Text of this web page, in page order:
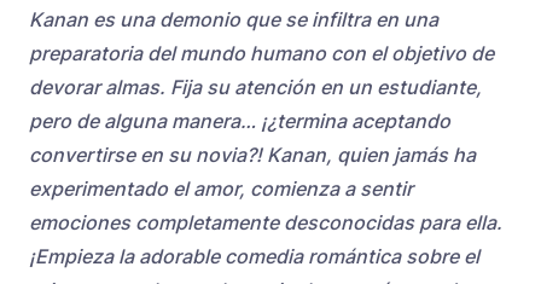
Kanan es una demonio que se infiltra en una
preparatoria del mundo humano con el objetivo de
devorar almas. Fija su atención en un estudiante,
pero de alguna manera… ¡¿termina aceptando
convertirse en su novia?! Kanan, quien jamás ha
experimentado el amor, comienza a sentir
emociones completamente desconocidas para ella.
¡Empieza la adorable comedia romántica sobre el